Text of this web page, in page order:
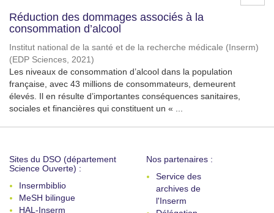
Réduction des dommages associés à la
consommation d’alcool
Institut national de la santé et de la recherche médicale (Inserm)
(EDP Sciences, 2021)
Les niveaux de consommation d’alcool dans la population
française, avec 43 millions de consommateurs, demeurent
élevés. Il en résulte d’importantes conséquences sanitaires,
sociales et financières qui constituent un « ...
Sites du DSO (département
Science Ouverte) :
Insermbiblio
MeSH bilingue
HAL-Inserm
Nos partenaires :
Service des
archives de
l'Inserm